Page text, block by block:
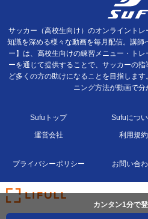
カンタン1分で登
サッカー（高校生向け）のオンライント
知識を深める様々な動画を毎月配信。講
ー】は、高校生向けの練習メニュー・ト
ーを通じて提供することで、サッカーの
ど多くの方の助けになることを目指しま
ニング方法が動画で分
Sufuトップ Sufuにつ
運営会社 利用規約
プライバシーポリシー お問い合